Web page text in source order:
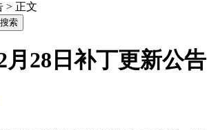
> 正文
月28日补丁更新公告